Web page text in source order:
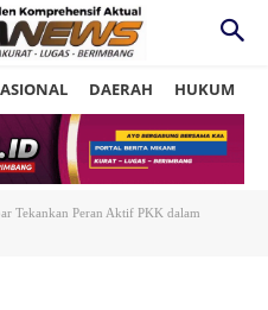
DAERAH HUKUM
Tekankan Peran Aktif PKK dalam